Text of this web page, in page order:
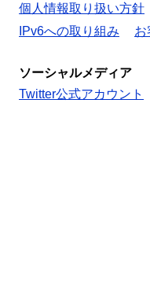
個人情報取り扱い方針
IPv6への取り組み
お
ソーシャルメディア
Twitter公式アカウント